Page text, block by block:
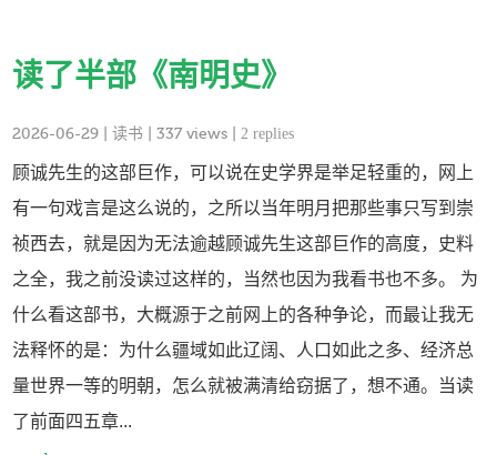
读了半部《南明史》
2026-06-29 |读书 | 337 views |2 replies
顾诚先生的这部巨作，可以说在史学界是举足轻重的，网上
有一句戏言是这么说的，之所以当年明月把那些事只写到崇
祯西去，就是因为无法逾越顾诚先生这部巨作的高度，史料
之全，我之前没读过这样的，当然也因为我看书也不多。 为
什么看这部书，大概源于之前网上的各种争论，而最让我无
法释怀的是：为什么疆域如此辽阔、人口如此之多、经济总
量世界一等的明朝，怎么就被满清给窃据了，想不通。当读
了前面四五章...